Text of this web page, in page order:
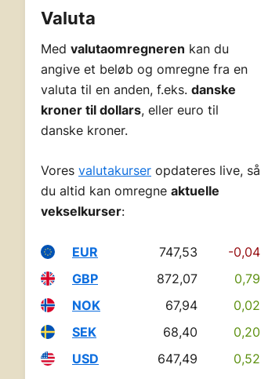
Valuta
Med valutaomregneren kan du
angive et beløb og omregne fra en
valuta til en anden, f.eks. danske
kroner til dollars, eller euro til
danske kroner.
Vores valutakurser opdateres live, så
du altid kan omregne aktuelle
vekselkurser:
EUR 747,53
-0,04
GBP
872,07
0,79
NOK
67,94
0,02
SEK
68,40
0,20
USD
647,49 0,52